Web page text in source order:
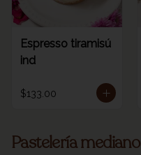
Espresso tiramisú
ind
$133.00
Pastelería mediano